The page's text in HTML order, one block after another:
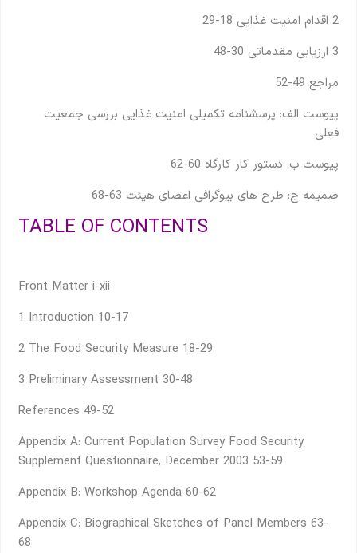
2 اقدام امنیت غذایی 18-29
3 ارزیابی مقدماتی 30-48
مراجع 49-52
پیوست الف: پرسشنامه تکمیلی امنیت غذایی بررسی جمعیت
فعلی
پیوست ب: دستور کار کارگاه 60-62
ضمیمه ج: طرح های بیوگرافی اعضای هیئت 63-68
TABLE OF CONTENTS
Front Matter i-xii
1 Introduction 10-17
2 The Food Security Measure 18-29
3 Preliminary Assessment 30-48
References 49-52
Appendix A: Current Population Survey Food Security
Supplement Questionnaire, December 2003 53-59
Appendix B: Workshop Agenda 60-62
Appendix C: Biographical Sketches of Panel Members 63-
68